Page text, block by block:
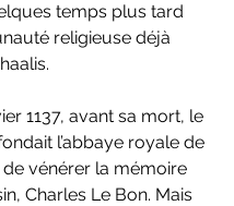
temps plus tard
religieuse déjà
l’abbaye royale de
de vénérer la mémoire
Charles Le Bon. Mais